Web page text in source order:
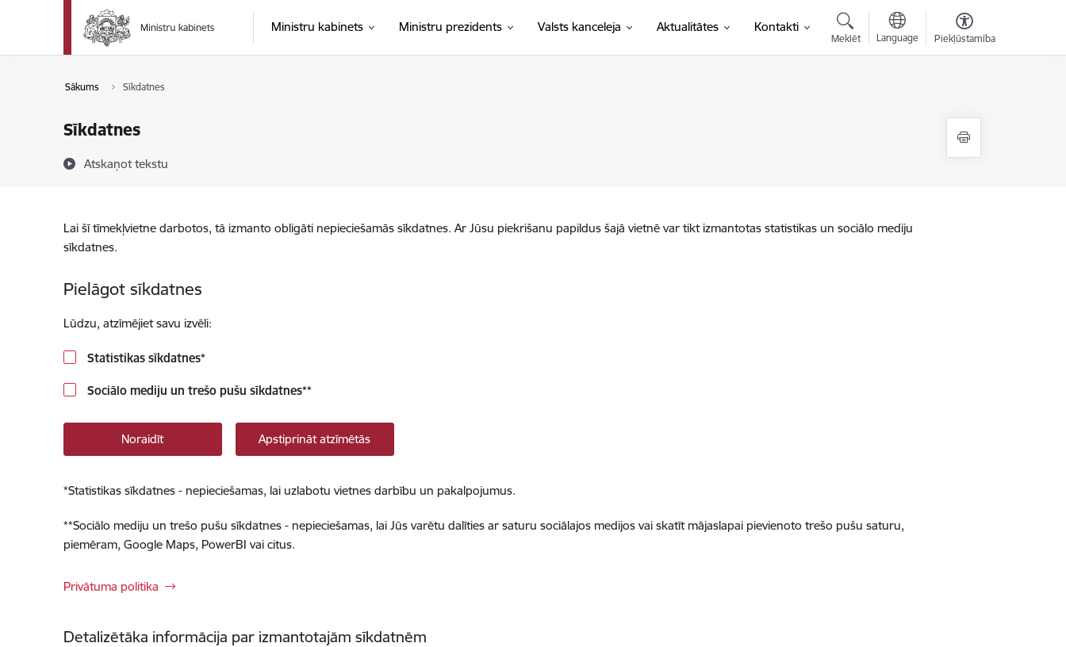
Pāriet uz lapas saturu
Ministru kabinets Ministru prezidents Valsts kanceleja Aktualitātes Kontakti
Meklēt Language Piekļūstamība
Sākums Sīkdatnes
Sīkdatnes
Atskaņot tekstu
Lai šī tīmekļvietne darbotos, tā izmanto obligāti nepieciešamās sīkdatnes. Ar Jūsu piekrišanu papildus šajā vietnē var tikt izmantotas statistikas un sociālo mediju
sīkdatnes.
Pielāgot sīkdatnes
Lūdzu, atzīmējiet savu izvēli:
Statistikas sīkdatnes*
Sociālo mediju un trešo pušu sīkdatnes**
Noraidīt Apstiprināt atzīmētās
*Statistikas sīkdatnes - nepieciešamas, lai uzlabotu vietnes darbību un pakalpojumus.
**Sociālo mediju un trešo pušu sīkdatnes - nepieciešamas, lai Jūs varētu dalīties ar saturu sociālajos medijos vai skatīt mājaslapai pievienoto trešo pušu saturu,
piemēram, Google Maps, PowerBI vai citus.
Privātuma politika
Detalizētāka informācija par izmantotajām sīkdatnēm